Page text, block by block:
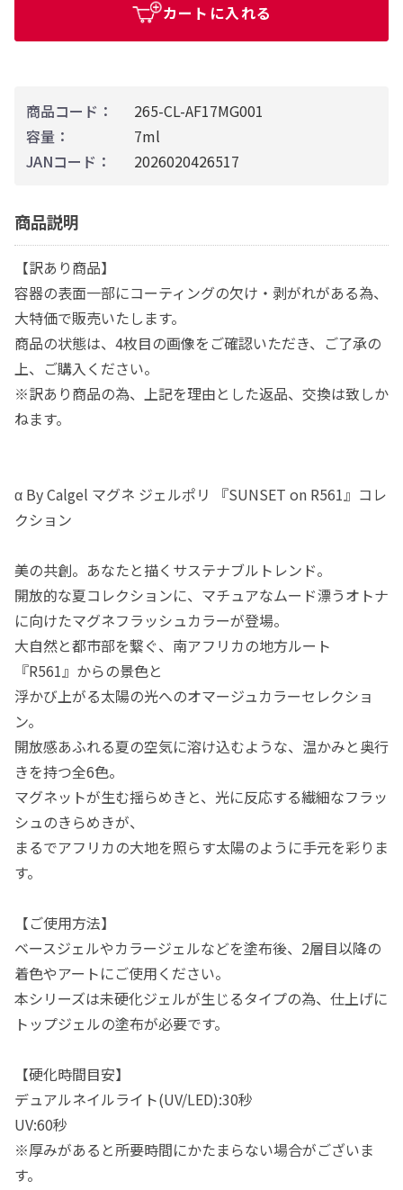
商品コード：
265-CL-AF17MG001
容量：
7ml
JANコード：
2026020426517
商品説明
【訳あり商品】
容器の表面一部にコーティングの欠け・剥がれがある為、
大特価で販売いたします。
商品の状態は、4枚目の画像をご確認いただき、ご了承の
上、ご購入ください。
※訳あり商品の為、上記を理由とした返品、交換は致しか
ねます。
α By Calgel マグネ ジェルポリ 『SUNSET on R561』コレ
クション
美の共創。あなたと描くサステナブルトレンド。
開放的な夏コレクションに、マチュアなムード漂うオトナ
に向けたマグネフラッシュカラーが登場。
大自然と都市部を繋ぐ、南アフリカの地方ルート
『R561』からの景色と
浮かび上がる太陽の光へのオマージュカラーセレクショ
ン。
開放感あふれる夏の空気に溶け込むような、温かみと奥行
きを持つ全6色。
マグネットが生む揺らめきと、光に反応する繊細なフラッ
シュのきらめきが、
まるでアフリカの大地を照らす太陽のように手元を彩りま
す。
【ご使用方法】
ベースジェルやカラージェルなどを塗布後、2層目以降の
着色やアートにご使用ください。
本シリーズは未硬化ジェルが生じるタイプの為、仕上げに
トップジェルの塗布が必要です。
【硬化時間目安】
デュアルネイルライト(UV/LED):30秒
UV:60秒
※厚みがあると所要時間にかたまらない場合がございま
す。
カートに入れる